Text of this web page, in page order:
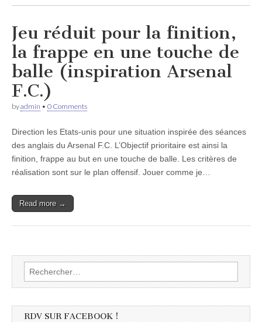
Jeu réduit pour la finition,
la frappe en une touche de
balle (inspiration Arsenal
F.C.)
byadmin • 0 Comments
Direction les Etats-unis pour une situation inspirée des séances
des anglais du Arsenal F.C. L’Objectif prioritaire est ainsi la
finition, frappe au but en une touche de balle. Les critères de
réalisation sont sur le plan offensif. Jouer comme je…
Read more →
Rechercher :
RDV SUR FACEBOOK !